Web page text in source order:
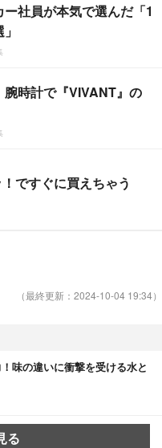
社員が本気で選んだ「1
腕時計で『VIVANT』の
ですぐに買えちゃう
（最終更新：2024-10-04 19:34）
味の違いに衝撃を受ける水と
る